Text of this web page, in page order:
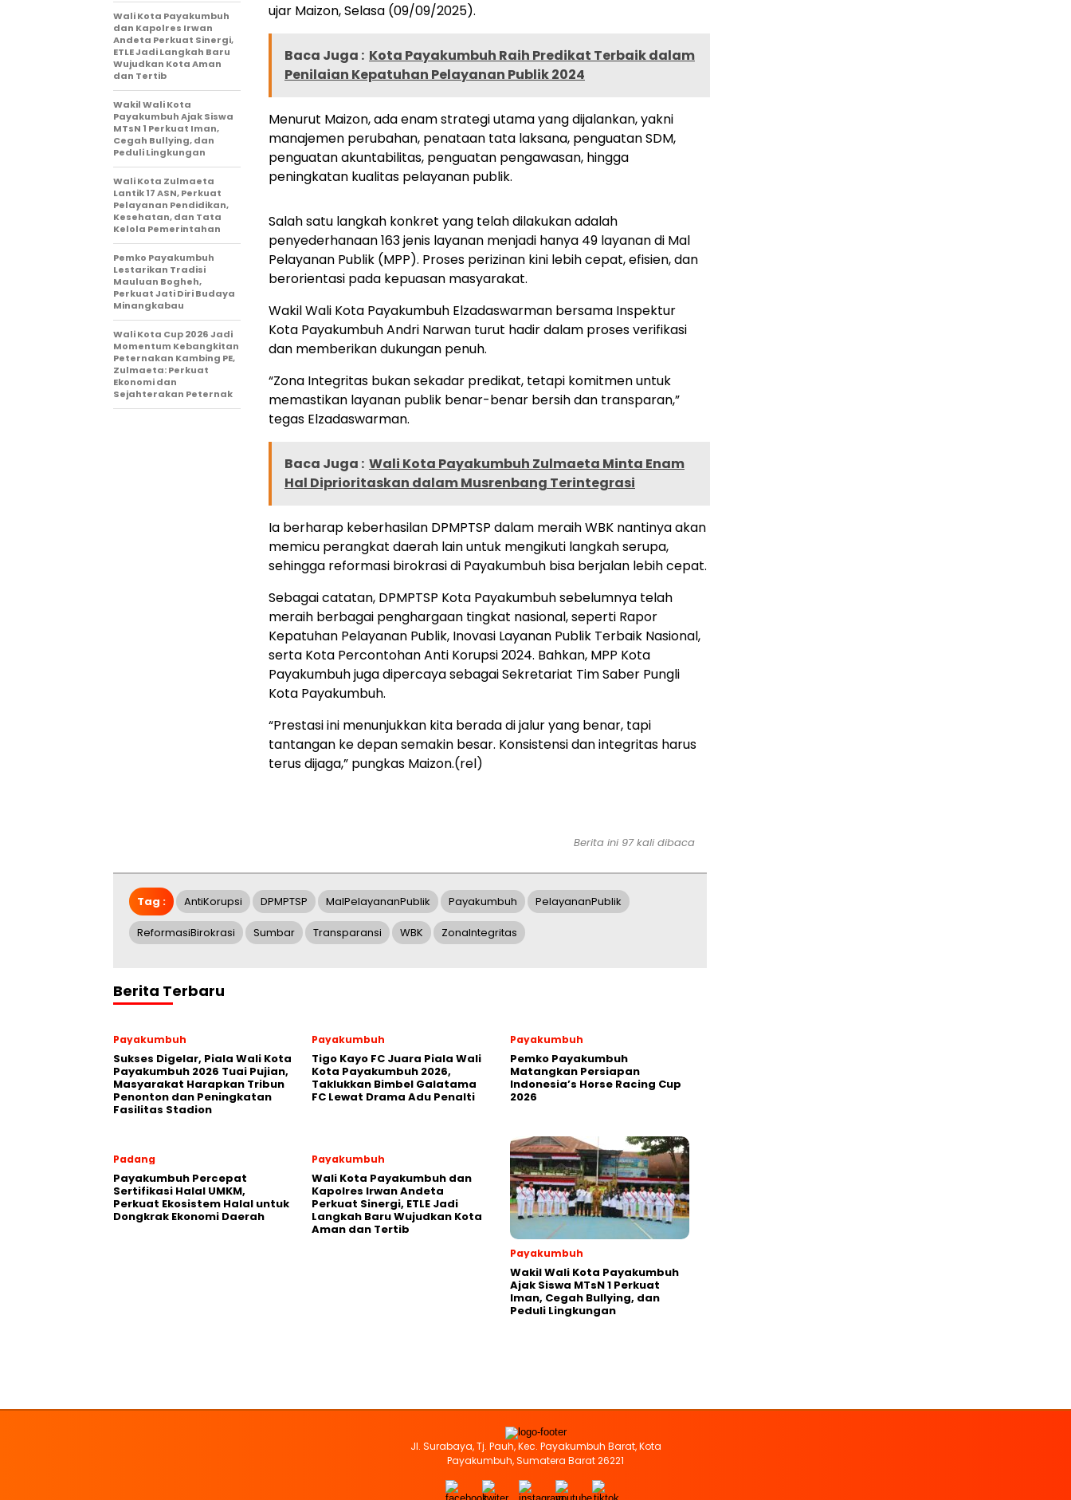
ujar Maizon, Selasa (09/09/2025).
Baca Juga : Kota Payakumbuh Raih Predikat Terbaik dalam
Penilaian Kepatuhan Pelayanan Publik 2024
Menurut Maizon, ada enam strategi utama yang dijalankan, yakni
manajemen perubahan, penataan tata laksana, penguatan SDM,
penguatan akuntabilitas, penguatan pengawasan, hingga
peningkatan kualitas pelayanan publik.
Salah satu langkah konkret yang telah dilakukan adalah
penyederhanaan 163 jenis layanan menjadi hanya 49 layanan di Mal
Pelayanan Publik (MPP). Proses perizinan kini lebih cepat, efisien, dan
berorientasi pada kepuasan masyarakat.
Wakil Wali Kota Payakumbuh Elzadaswarman bersama Inspektur
Kota Payakumbuh Andri Narwan turut hadir dalam proses verifikasi
dan memberikan dukungan penuh.
“Zona Integritas bukan sekadar predikat, tetapi komitmen untuk
memastikan layanan publik benar-benar bersih dan transparan,”
tegas Elzadaswarman.
Baca Juga : Wali Kota Payakumbuh Zulmaeta Minta Enam
Hal Diprioritaskan dalam Musrenbang Terintegrasi
Ia berharap keberhasilan DPMPTSP dalam meraih WBK nantinya akan
memicu perangkat daerah lain untuk mengikuti langkah serupa,
sehingga reformasi birokrasi di Payakumbuh bisa berjalan lebih cepat.
Sebagai catatan, DPMPTSP Kota Payakumbuh sebelumnya telah
meraih berbagai penghargaan tingkat nasional, seperti Rapor
Kepatuhan Pelayanan Publik, Inovasi Layanan Publik Terbaik Nasional,
serta Kota Percontohan Anti Korupsi 2024. Bahkan, MPP Kota
Payakumbuh juga dipercaya sebagai Sekretariat Tim Saber Pungli
Kota Payakumbuh.
“Prestasi ini menunjukkan kita berada di jalur yang benar, tapi
tantangan ke depan semakin besar. Konsistensi dan integritas harus
terus dijaga,” pungkas Maizon.(rel)
Wali Kota Payakumbuh
dan Kapolres Irwan
Andeta Perkuat Sinergi,
ETLE Jadi Langkah Baru
Wujudkan Kota Aman
dan Tertib
Wakil Wali Kota
Payakumbuh Ajak Siswa
MTsN 1 Perkuat Iman,
Cegah Bullying, dan
Peduli Lingkungan
Wali Kota Zulmaeta
Lantik 17 ASN, Perkuat
Pelayanan Pendidikan,
Kesehatan, dan Tata
Kelola Pemerintahan
Pemko Payakumbuh
Lestarikan Tradisi
Mauluan Bogheh,
Perkuat Jati Diri Budaya
Minangkabau
Wali Kota Cup 2026 Jadi
Momentum Kebangkitan
Peternakan Kambing PE,
Zulmaeta: Perkuat
Ekonomi dan
Sejahterakan Peternak
Berita ini 97 kali dibaca
Tag : AntiKorupsi DPMPTSP MalPelayananPublik Payakumbuh PelayananPublik
ReformasiBirokrasi Sumbar Transparansi WBK ZonaIntegritas
Berita Terbaru
Payakumbuh
Sukses Digelar, Piala Wali Kota
Payakumbuh 2026 Tuai Pujian,
Masyarakat Harapkan Tribun
Penonton dan Peningkatan
Fasilitas Stadion
Payakumbuh
Tigo Kayo FC Juara Piala Wali
Kota Payakumbuh 2026,
Taklukkan Bimbel Galatama
FC Lewat Drama Adu Penalti
Payakumbuh
Pemko Payakumbuh
Matangkan Persiapan
Indonesia’s Horse Racing Cup
2026
Padang
Payakumbuh Percepat
Sertifikasi Halal UMKM,
Perkuat Ekosistem Halal untuk
Dongkrak Ekonomi Daerah
Payakumbuh
Wali Kota Payakumbuh dan
Kapolres Irwan Andeta
Perkuat Sinergi, ETLE Jadi
Langkah Baru Wujudkan Kota
Aman dan Tertib
Payakumbuh
Wakil Wali Kota Payakumbuh
Ajak Siswa MTsN 1 Perkuat
Iman, Cegah Bullying, dan
Peduli Lingkungan
Jl. Surabaya, Tj. Pauh, Kec. Payakumbuh Barat, Kota
Payakumbuh, Sumatera Barat 26221